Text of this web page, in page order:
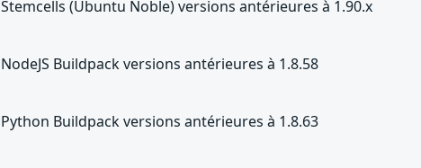
Stemcells (Ubuntu Noble) versions antérieures à 1.90.x
NodeJS Buildpack versions antérieures à 1.8.58
Python Buildpack versions antérieures à 1.8.63